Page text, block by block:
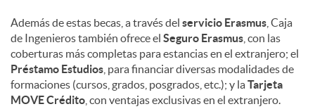
Además de estas becas, a través del servicio Erasmus , Caja
de Ingenieros también ofrece el Seguro Erasmus , con las
coberturas más completas para estancias en el extranjero; el
Préstamo Estudios , para financiar diversas modalidades de
formaciones (cursos, grados, posgrados, etc.); y laTarjeta
MOVE Crédito , con ventajas exclusivas en el extranjero.